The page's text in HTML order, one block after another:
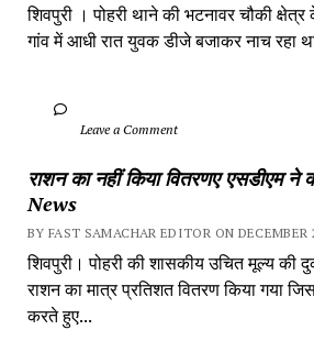
शिवपुरी‎ । पोहरी थाने की भटनावर चौकी
गांव में‎ आधी रात युवक डीजे बजाकर‎ नाच रहा
		Leave a Comment
राशन का नहीं किया वितरणए एसडीएम ने
News
BY FAST SAMACHAR EDITOR ON DECEMBER
शिवपुरी। पोहरी की शासकीय उचित मूल्य की
राशन का मात्र प्रतिशत वितरण किया गया
करते हुए...